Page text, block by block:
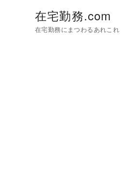
在宅勤務.com
在宅勤務にまつわるあれこれ